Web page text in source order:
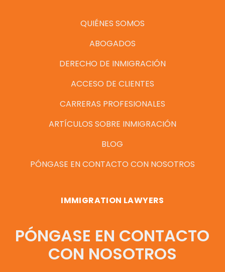
QUIÉNES SOMOS
ABOGADOS
DERECHO DE INMIGRACIÓN
ACCESO DE CLIENTES
CARRERAS PROFESIONALES
ARTÍCULOS SOBRE INMIGRACIÓN
BLOG
PÓNGASE EN CONTACTO CON NOSOTROS
IMMIGRATION LAWYERS
PÓNGASE EN CONTACTO
CON NOSOTROS